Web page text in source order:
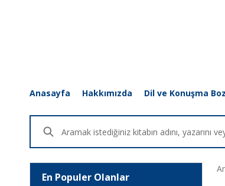
Anasayfa Hakkımızda Dil ve Konuşma
En Populer Olanlar